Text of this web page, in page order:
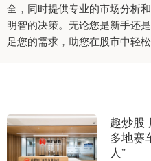
全，同时提供专业的市场分析
明智的决策。无论您是新手还
足您的需求，助您在股市中轻松
趣炒股
多地赛
人”